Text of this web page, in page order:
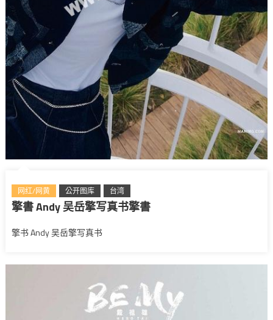
网红/网黄 公开图库 台湾
擎書 Andy 吴岳擎写真书擎書
擎书 Andy 吴岳擎写真书